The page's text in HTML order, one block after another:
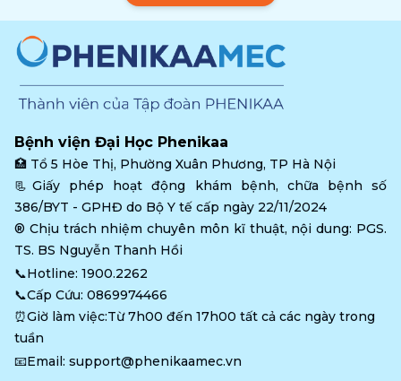
Bệnh viện Đại Học Phenikaa
🏥 Tổ 5 Hòe Thị, Phường Xuân Phương, TP Hà Nội
📃Giấy phép hoạt động khám bệnh, chữa bệnh số
386/BYT - GPHĐ do Bộ Y tế cấp ngày 22/11/2024
®️ Chịu trách nhiệm chuyên môn kĩ thuật, nội dung: PGS.
TS. BS Nguyễn Thanh Hồi
📞Hotline: 1900.2262
📞Cấp Cứu: 0869974466
⏰Giờ làm việc:Từ 7h00 đến 17h00 tất cả các ngày trong
tuần
📧Email: support@phenikaamec.vn